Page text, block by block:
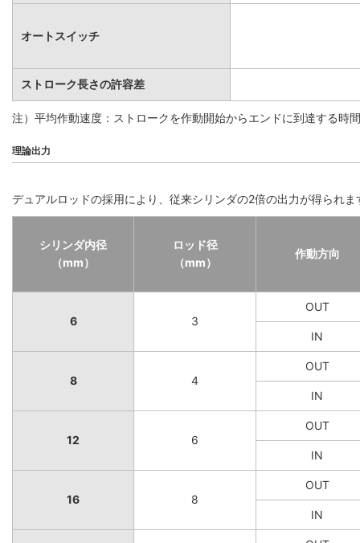
オートスイッチ
ストローク長さの許容差
注）平均作動速度：ストロークを作動開始からエンドに到達する時
理論出力
デュアルロッドの採用により、従来シリンダの2倍の出力が得られま
シリンダ内径
（mm）
ロッド径
（mm）
作動方向
6 3
OUT
IN
8 4
OUT
IN
12 6
OUT
IN
16 8
OUT
IN